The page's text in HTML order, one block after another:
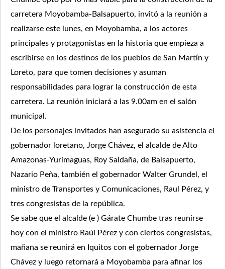
carretera Moyobamba-Balsapuerto, invitó a la reunión a
realizarse este lunes, en Moyobamba, a los actores
principales y protagonistas en la historia que empieza a
escribirse en los destinos de los pueblos de San Martín y
Loreto, para que tomen decisiones y asuman
responsabilidades para lograr la construcción de esta
carretera. La reunión iniciará a las 9.00am en el salón
municipal.
De los personajes invitados han asegurado su asistencia el
gobernador loretano, Jorge Chávez, el alcalde de Alto
Amazonas-Yurimaguas, Roy Saldaña, de Balsapuerto,
Nazario Peña, también el gobernador Walter Grundel, el
ministro de Transportes y Comunicaciones, Raul Pérez, y
tres congresistas de la república.
Se sabe que el alcalde (e ) Gárate Chumbe tras reunirse
hoy con el ministro Raúl Pérez y con ciertos congresistas,
mañana se reunirá en Iquitos con el gobernador Jorge
Chávez y luego retornará a Moyobamba para afinar los